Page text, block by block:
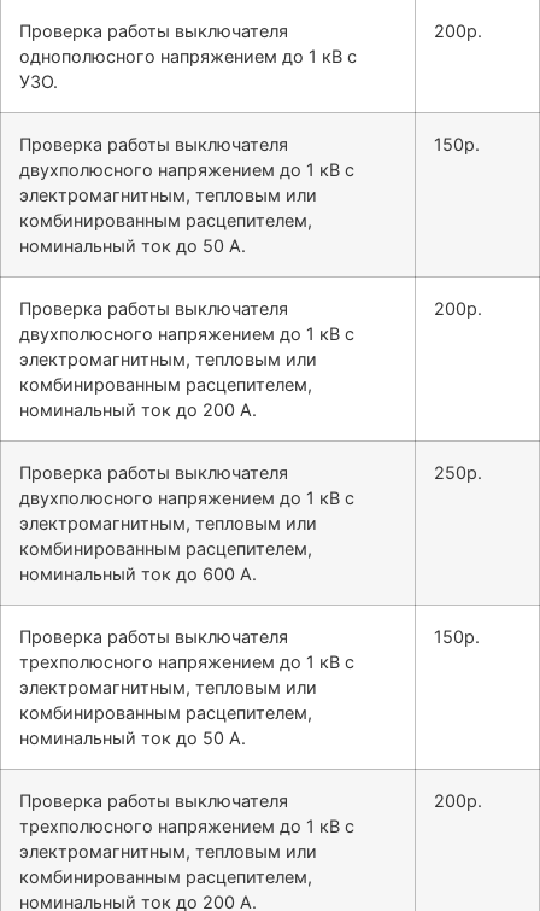
Проверка работы выключателя
однополюсного напряжением до 1 кВ с
УЗО.
200р.
Проверка работы выключателя
двухполюсного напряжением до 1 кВ с
электромагнитным, тепловым или
комбинированным расцепителем,
номинальный ток до 50 А.
150р.
Проверка работы выключателя
двухполюсного напряжением до 1 кВ с
электромагнитным, тепловым или
комбинированным расцепителем,
номинальный ток до 200 А.
200р.
Проверка работы выключателя
двухполюсного напряжением до 1 кВ с
электромагнитным, тепловым или
комбинированным расцепителем,
номинальный ток до 600 А.
250р.
Проверка работы выключателя
трехполюсного напряжением до 1 кВ с
электромагнитным, тепловым или
комбинированным расцепителем,
номинальный ток до 50 А.
150р.
Проверка работы выключателя
трехполюсного напряжением до 1 кВ с
электромагнитным, тепловым или
комбинированным расцепителем,
номинальный ток до 200 А.
200р.